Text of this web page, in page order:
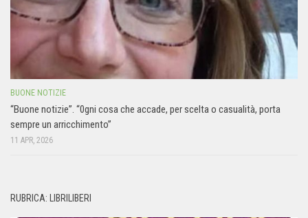
BUONE NOTIZIE
“Buone notizie”. “0gni cosa che accade, per scelta o casualità, porta
sempre un arricchimento”
11 APR, 2026
RUBRICA: LIBRILIBERI